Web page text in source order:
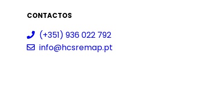
CONTACTOS
(+351) 936 022 792
info@hcsremap.pt